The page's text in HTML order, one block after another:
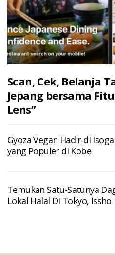
Scan, Cek, Belanja
Jepang bersama
Lens”
Gyoza Vegan Hadir di
yang Populer di Kobe
Temukan Satu-Satunya
Lokal Halal Di Tokyo, Issho